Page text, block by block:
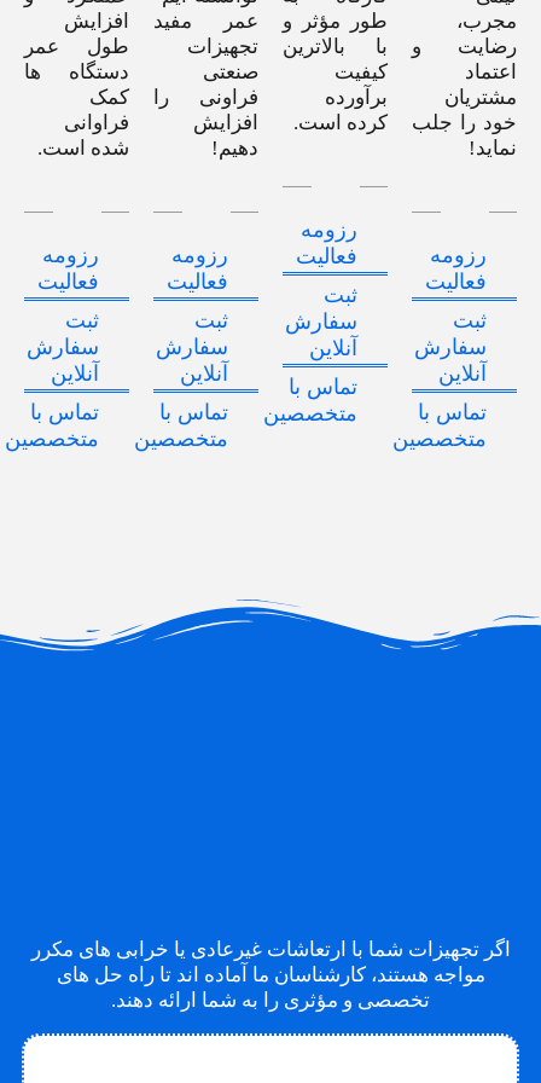
مجرب،
رضایت و
اعتماد
مشتریان
خود را جلب
نماید!
رزومه
فعالیت
ثبت
سفارش
آنلاین
تماس با
متخصصین
طور مؤثر و
با بالاترین
کیفیت
برآورده
کرده است.
رزومه
فعالیت
ثبت
سفارش
آنلاین
تماس با
متخصصین
عمر مفید
تجهیزات
صنعتی
فراونی را
افزایش
دهیم!
رزومه
فعالیت
ثبت
سفارش
آنلاین
تماس با
متخصصین
افزایش
طول عمر
دستگاه ها
کمک
فراوانی
شده است.
رزومه
فعالیت
ثبت
سفارش
آنلاین
تماس با
متخصصین
اگر تجهیزات شما با ارتعاشات غیرعادی یا خرابی های مکرر
مواجه هستند، کارشناسان ما آماده اند تا راه حل های
تخصصی و مؤثری را به شما ارائه دهند.